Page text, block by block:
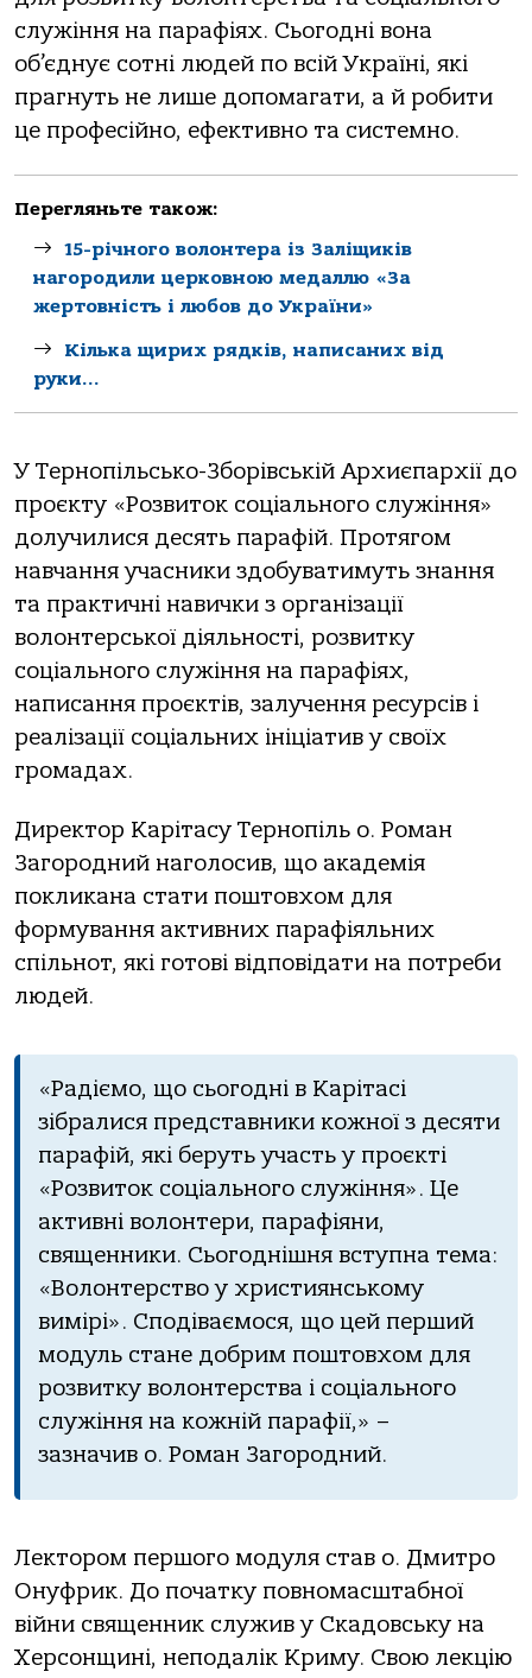
служіння на парафіях. Сьогодні вона
об’єднує сотні людей по всій Україні, які
прагнуть не лише допомагати, а й робити
це професійно, ефективно та системно.
Перегляньте також:
15-річного волонтера із Заліщиків
нагородили церковною медаллю «За
жертовність і любов до України»
Кілька щирих рядків, написаних від
руки…
У Тернопільсько-Зборівській Архиєпархії до
проєкту «Розвиток соціального служіння»
долучилися десять парафій. Протягом
навчання учасники здобуватимуть знання
та практичні навички з організації
волонтерської діяльності, розвитку
соціального служіння на парафіях,
написання проєктів, залучення ресурсів і
реалізації соціальних ініціатив у своїх
громадах.
Директор Карітасу Тернопіль о. Роман
Загородний наголосив, що академія
покликана стати поштовхом для
формування активних парафіяльних
спільнот, які готові відповідати на потреби
людей.
«Радіємо, що сьогодні в Карітасі
зібралися представники кожної з десяти
парафій, які беруть участь у проєкті
«Розвиток соціального служіння». Це
активні волонтери, парафіяни,
священники. Сьогоднішня вступна тема:
«Волонтерство у християнському
вимірі». Сподіваємося, що цей перший
модуль стане добрим поштовхом для
розвитку волонтерства і соціального
служіння на кожній парафії,» –
зазначив о. Роман Загородний.
Лектором першого модуля став о. Дмитро
Онуфрик. До початку повномасштабної
війни священник служив у Скадовську на
Херсонщині, неподалік Криму. Свою лекцію